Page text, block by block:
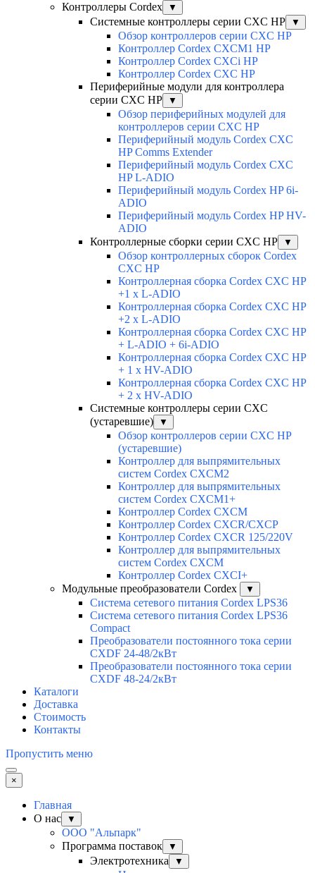
Контроллеры Cordex
▼
Системные контроллеры серии CXC HP ▼
Обзор контроллеров серии CXC HP
Контроллер Cordex CXCM1 HP
Контроллер Cordex CXCi HP
Контроллер Cordex CXC HP
Периферийные модули для контроллера
серии CXC HP
▼
Обзор периферийных модулей для
контроллеров серии CXC HP
Периферийный модуль Cordex CXC
HP Comms Extender
Периферийный модуль Cordex CXC
HP L-ADIO
Периферийный модуль Cordex HP 6i-
ADIO
Периферийный модуль Cordex HP HV-
ADIO
Контроллерные сборки серии CXC HP
▼
Обзор контроллерных сборок Cordex
CXC HP
Контроллерная сборка Cordex CXC HP
+1 x L-ADIO
Контроллерная сборка Cordex CXC HP
+2 x L-ADIO
Контроллерная сборка Cordex CXC HP
+ L-ADIO + 6i-ADIO
Контроллерная сборка Cordex CXC HP
+ 1 x HV-ADIO
Контроллерная сборка Cordex CXC HP
+ 2 x HV-ADIO
Системные контроллеры серии CXC
(устаревшие)
▼
Обзор контроллеров серии CXC HP
(устаревшие)
Контроллер для выпрямительных
систем Cordex CXCM2
Контроллер для выпрямительных
систем Cordex CXCM1+
Контроллер Cordex CXCM
Контроллер Cordex CXCR/CXCP
Контроллер Cordex CXCR 125/220V
Контроллер для выпрямительных
систем Cordex CXCM
Контроллер Cordex CXCI+
Модульные преобразователи Cordex
▼
Система сетевого питания Cordex LPS36
Система сетевого питания Cordex LPS36
Compact
Преобразователи постоянного тока серии
CXDF 24-48/2кВт
Преобразователи постоянного тока серии
CXDF 48-24/2кВт
Каталоги
Доставка
Стоимость
Контакты
Пропустить меню
×
Главная
О нас
▼
ООО "Альпарк"
Программа поставок
▼
Электротехника ▼